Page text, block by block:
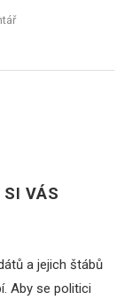
SI VÁS
a jejich štábů
Aby se politici